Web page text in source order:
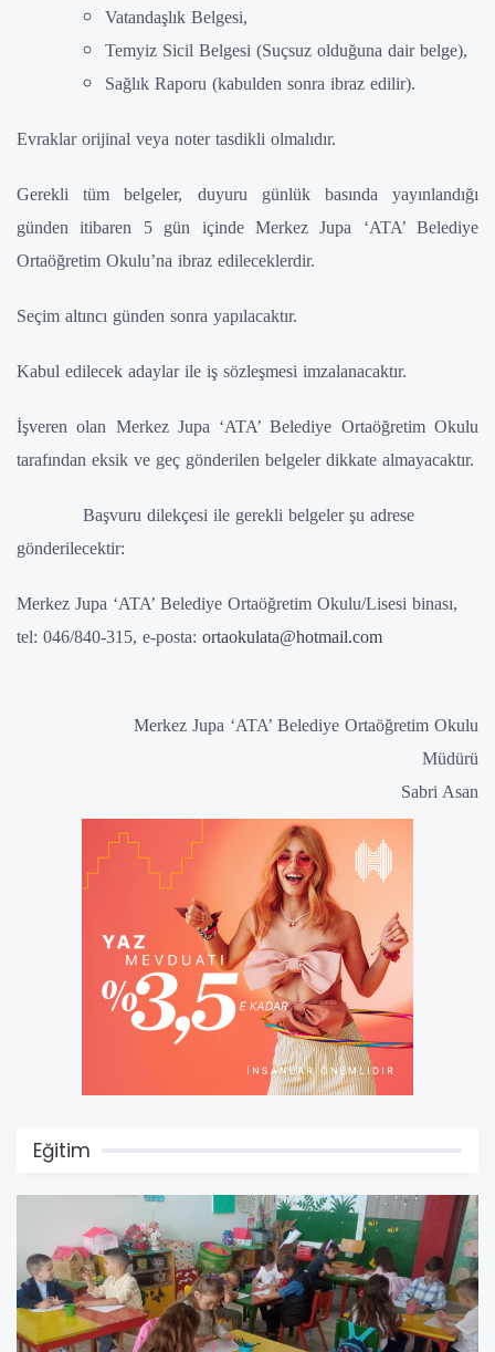
Vatandaşlık Belgesi,
Temyiz Sicil Belgesi (Suçsuz olduğuna dair belge),
Sağlık Raporu (kabulden sonra ibraz edilir).
Evraklar orijinal veya noter tasdikli olmalıdır.
Gerekli tüm belgeler, duyuru günlük basında yayınlandığı
günden itibaren 5 gün içinde Merkez Jupa ‘ATA’ Belediye
Ortaöğretim Okulu’na ibraz edileceklerdir.
Seçim altıncı günden sonra yapılacaktır.
Kabul edilecek adaylar ile iş sözleşmesi imzalanacaktır.
İşveren olan Merkez Jupa ‘ATA’ Belediye Ortaöğretim Okulu
tarafından eksik ve geç gönderilen belgeler dikkate almayacaktır.
Başvuru dilekçesi ile gerekli belgeler şu adrese
gönderilecektir:
Merkez Jupa ‘ATA’ Belediye Ortaöğretim Okulu/Lisesi binası,
tel: 046/840-315, e-posta: ortaokulata@hotmail.com
Merkez Jupa ‘ATA’ Belediye Ortaöğretim Okulu
Müdürü
Sabri Asan
Eğitim